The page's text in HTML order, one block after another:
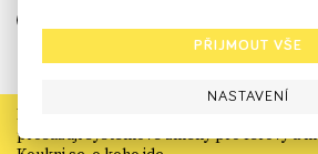
Rekonstrukce státu končí. Její členské
prosazují systémové změny pro férový a
PŘIJMOUT VŠE
NASTAVENÍ